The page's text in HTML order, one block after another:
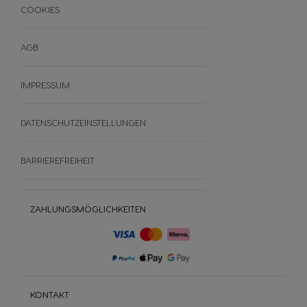
ZAHLUNGSMÖGLICHKEITEN
KONTAKT
COOKIES
AGB
IMPRESSUM
DATENSCHUTZEINSTELLUNGEN
BARRIEREFREIHEIT